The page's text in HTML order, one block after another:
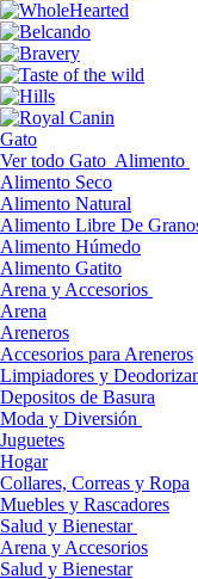
Gato
Ver todo Gato Alimento
Alimento Seco
Alimento Natural
Alimento Libre De
Alimento Húmedo
Alimento Gatito
Arena y Accesorios
Arena
Areneros
Accesorios para Areneros
Limpiadores y
Depositos de Basura
Moda y Diversión
Juguetes
Hogar
Collares, Correas y Ropa
Muebles y Rascadores
Salud y Bienestar
Arena y Accesorios
Salud y Bienestar